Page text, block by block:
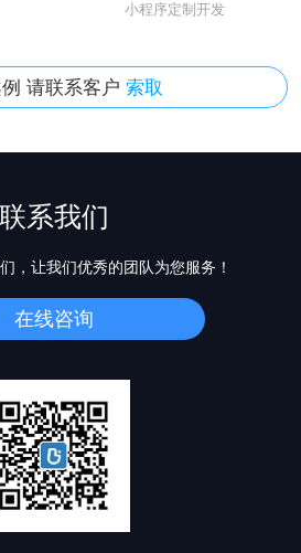
小程序定制开发
请联系客户 索取
联系我们
，让我们优秀的团队为您服务！
在线咨询